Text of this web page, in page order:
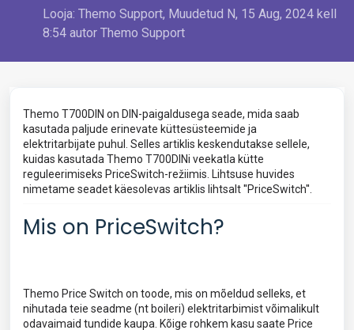
Looja: Themo Support, Muudetud N, 15 Aug, 2024 kell
8:54 autor Themo Support
Themo T700DIN on DIN-paigaldusega seade, mida saab
kasutada paljude erinevate küttesüsteemide ja
elektritarbijate puhul. Selles artiklis keskendutakse sellele,
kuidas kasutada Themo T700DINi veekatla kütte
reguleerimiseks PriceSwitch-režiimis. Lihtsuse huvides
nimetame seadet käesolevas artiklis lihtsalt ''PriceSwitch''.
Mis on PriceSwitch?
Themo Price Switch on toode, mis on mõeldud selleks, et
nihutada teie seadme (nt boileri) elektritarbimist võimalikult
odavaimaid tundide kaupa. Kõige rohkem kasu saate Price